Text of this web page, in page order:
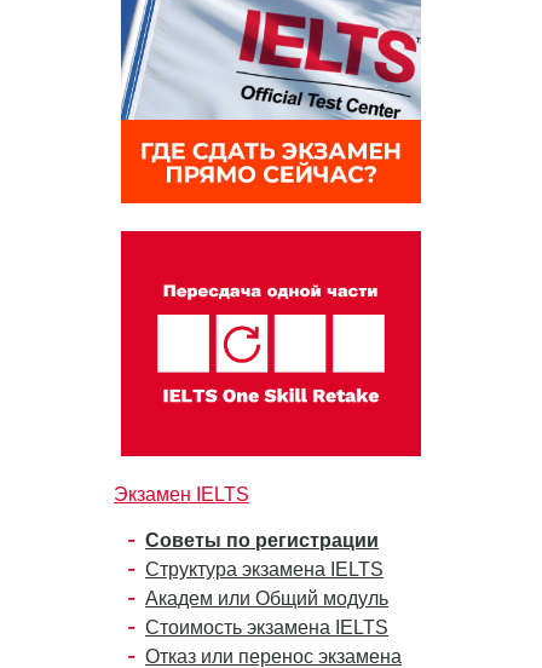
Экзамен IELTS
Советы по регистрации
Структура экзамена IELTS
Академ или Общий модуль
Стоимость экзамена IELTS
Отказ или перенос экзамена